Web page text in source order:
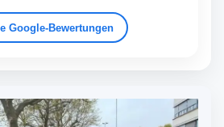
Google‑Bewertungen